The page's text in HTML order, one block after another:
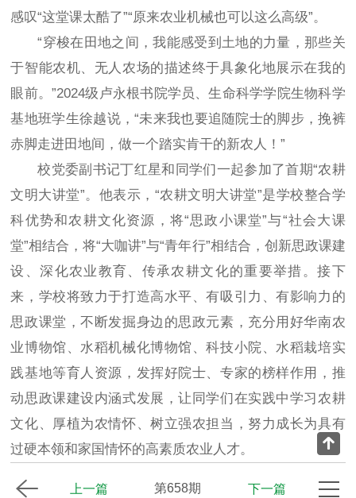
 上一期 第658期 下一期
感叹“这堂课太酷了”“原来农业机械也可以这么高级”。
“穿梭在田地之间，我能感受到土地的力量，那些关
于智能农机、无人农场的描述终于具象化地展示在我的
眼前。”2024级卢永根书院学员、生命科学学院生物科学
基地班学生徐越说，“未来我也要追随院士的脚步，挽裤
赤脚走进田地间，做一个踏实肯干的新农人！”
校党委副书记丁红星和同学们一起参加了首期“农耕
文明大讲堂”。他表示，“农耕文明大讲堂”是学校整合学
科优势和农耕文化资源，将“思政小课堂”与“社会大课
堂”相结合，将“大咖讲”与“青年行”相结合，创新思政课建
设、深化农业教育、传承农耕文化的重要举措。接下
来，学校将致力于打造高水平、有吸引力、有影响力的
思政课堂，不断发掘身边的思政元素，充分用好华南农
业博物馆、水稻机械化博物馆、科技小院、水稻栽培实
践基地等育人资源，发挥好院士、专家的榜样作用，推
动思政课建设内涵式发展，让同学们在实践中学习农耕
文化、厚植为农情怀、树立强农担当，努力成长为具有
过硬本领和家国情怀的高素质农业人才。
回顶部
上一篇 下一篇